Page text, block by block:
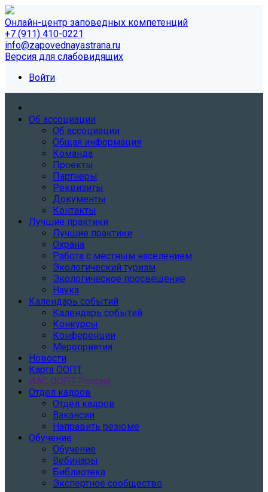
Онлайн-центр заповедных компетенций
+7 (911) 410-0221
info@zapovednayastrana.ru
Версия для слабовидящих
Войти
Об ассоциации
Об ассоциации
Общая информация
Команда
Проекты
Партнеры
Реквизиты
Документы
Контакты
Лучшие практики
Лучшие практики
Охрана
Работа с местным населением
Экологический туризм
Экологическое просвещение
Наука
Календарь событий
Календарь событий
Конкурсы
Конференции
Мероприятия
Новости
Карта ООПТ
ИАС ООПТ России
Отдел кадров
Отдел кадров
Вакансии
Направить резюме
Обучение
Обучение
Вебинары
Библиотека
Экспертное сообщество